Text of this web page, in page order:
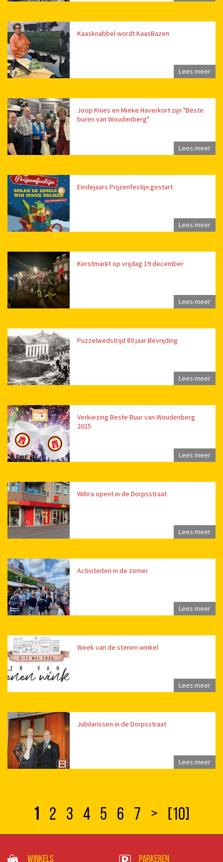
Kaasknabbel wordt KaasBazen
Lees meer
Joop Knies en Mieke Haverkort zijn "Beste
buren van Woudenberg"
Lees meer
Eindejaars Prijzenfestijn gestart
Lees meer
Kerstmarkt op vrijdag 19 december
Lees meer
Puzzelwedstrijd 80 jaar Bevrijding
Lees meer
Verkiezing Beste Buur van Woudenberg
2025
Lees meer
Wibra opent in de Dorpsstraat
Lees meer
Activiteiten in de zomer
Lees meer
Week van de stenen winkel
Lees meer
Jubilarissen in de Dorpsstraat
Lees meer
1 2 3 4 5 6 7 > [10]
Winkels Parkeren